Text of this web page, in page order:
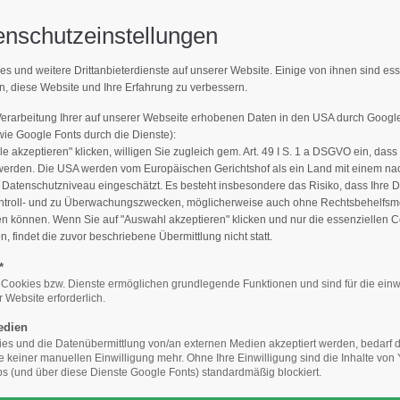
Mailadresse)
Support
Lorem ipsum dolor sit amet:
24h/
365days
Mon - Fri 8:00am - 5:00pm
(GMT +1)
376-
+44
MELDUNGEN
Baumpflege e.V.
Presse / Flyer / Filme Einarten-Alleen
und weitere Drittanbieterdienste auf unserer Website. Einige von ihnen sind
diese Website und Ihre Erfahrung zu verbessern.
Ihrer auf unserer Webseite erhobenen Daten in den USA durch
Google Fonts durch die Dienste):
akzeptieren" klicken, willigen Sie zugleich gem. Art. 49 I S. 1 a DSGVO ein,
Die USA werden vom Europäischen Gerichtshof als ein Land mit einem
eingeschätzt. Es besteht insbesondere das Risiko, dass Ihre
und zu Überwachungszwecken, möglicherweise auch ohne
können. Wenn Sie auf "Auswahl akzeptieren" klicken und nur die essenziellen
findet die zuvor beschriebene Übermittlung nicht statt.
bzw. Dienste ermöglichen grundlegende Funktionen und sind für die
Website erforderlich.
und die Datenübermittlung von/an externen Medien akzeptiert werden, bedarf
keiner manuellen Einwilligung mehr. Ohne Ihre Einwilligung sind die Inhalte von
(und über diese Dienste Google Fonts) standardmäßig blockiert.